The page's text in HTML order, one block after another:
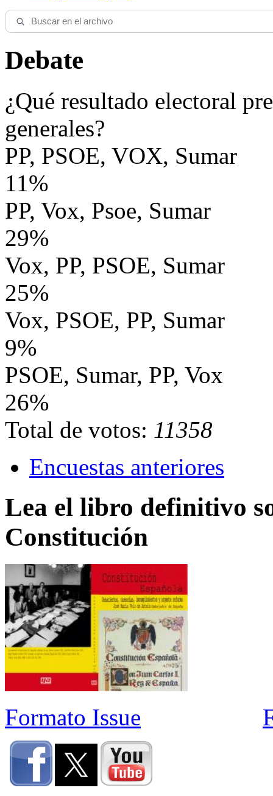
Debate
¿Qué resultado electoral
generales?
PP, PSOE, VOX, Sumar
11%
PP, Vox, Psoe, Sumar
29%
Vox, PP, PSOE, Sumar
25%
Vox, PSOE, PP, Sumar
9%
PSOE, Sumar, PP, Vox
26%
Total de votos: 11358
Encuestas anteriores
Lea el libro definitivo
Constitución
Formato Issue